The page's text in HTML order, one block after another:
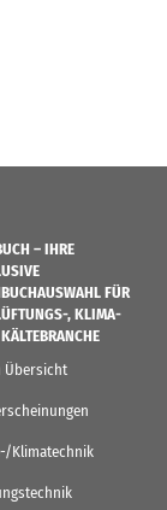
– IHRE
FÜR
, KLIMA-
Übersicht
Klimatechnik